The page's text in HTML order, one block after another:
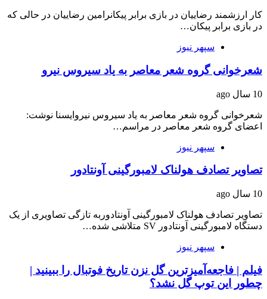
کار ارزشمند رضاییان در بازی برابر پیکانرامین رضاییان در حالی که
در بازی برابر پیکان…
سپهر نیوز
شعرخوانی گروه شعر معاصر به یاد سیروس نیرو
10 سال ago
شعرخوانی گروه شعر معاصر به یاد سیروس نیروایسنا نوشت:
اعضای گروه شعر معاصر در مراسم…
سپهر نیوز
تصاویر تصادف هولناک لامبورگینی آونتادور
10 سال ago
تصاویر تصادف هولناک لامبورگینی آونتادوربه تازگی تصاویری از یک
دستگاه لامبورگینی آونتادور SV متلاشی شده…
سپهر نیوز
فیلم | فاجعه‌آمیزترین گل نزن تاریخ فوتبال را ببینید |
چطور این توپ گل نشد؟